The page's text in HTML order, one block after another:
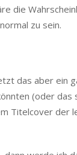
die
zu sein.
das aber ein
(oder das
Titelcover der